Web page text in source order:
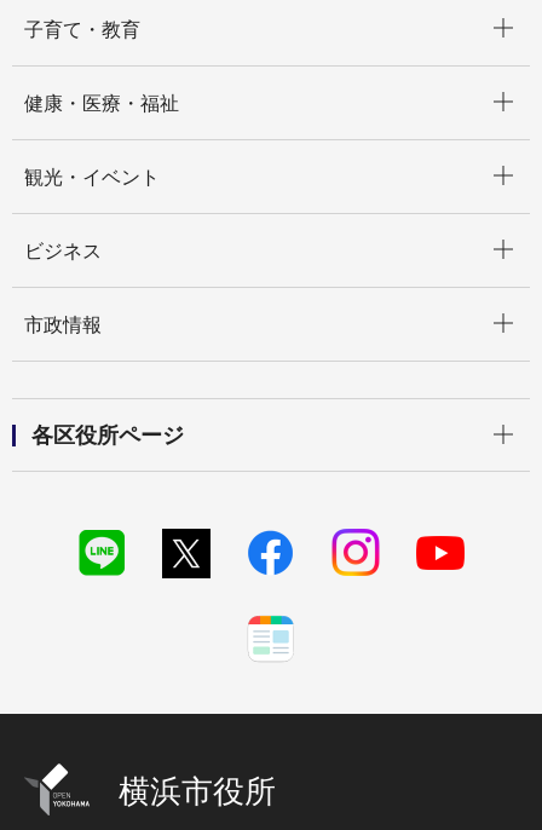
子育て・教育
健康・医療・福祉
観光・イベント
ビジネス
市政情報
各区役所ページ
横浜市役所